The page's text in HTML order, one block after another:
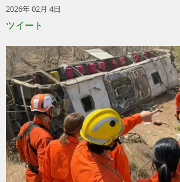
エンターテイメント
グルメ
トラベル
サッカー
PEOPLE
2026年 02月 4日
ツイート